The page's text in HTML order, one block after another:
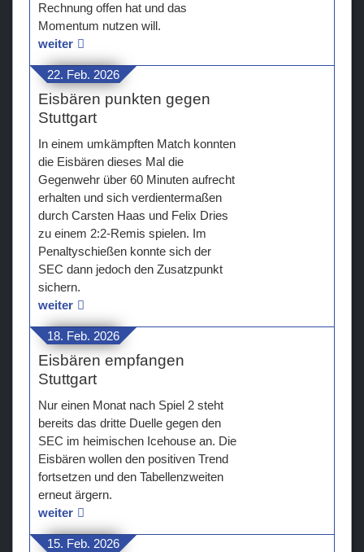
Rechnung offen hat und das
Momentum nutzen will.
weiter
22. Feb. 2026
Eisbären punkten gegen
Stuttgart
In einem umkämpften Match konnten
die Eisbären dieses Mal die
Gegenwehr über 60 Minuten aufrecht
erhalten und sich verdientermaßen
durch Carsten Haas und Felix Dries
zu einem 2:2-Remis spielen. Im
Penaltyschießen konnte sich der
SEC dann jedoch den Zusatzpunkt
sichern.
weiter
18. Feb. 2026
Eisbären empfangen
Stuttgart
Nur einen Monat nach Spiel 2 steht
bereits das dritte Duelle gegen den
SEC im heimischen Icehouse an. Die
Eisbären wollen den positiven Trend
fortsetzen und den Tabellenzweiten
erneut ärgern.
weiter
15. Feb. 2026